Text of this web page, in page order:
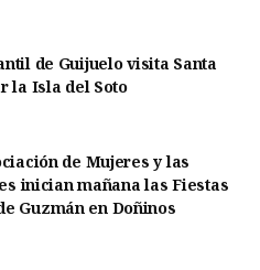
de Guijuelo visita Santa
la Isla del Soto
de Mujeres y las
inician mañana las Fiestas
Guzmán en Doñinos